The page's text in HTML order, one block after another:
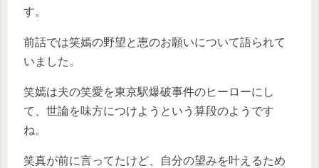
す。
前話では笑嫣の野望と恵のお願いについて語られて
いました。
笑嫣は夫の笑愛を東京駅爆破事件のヒーローにし
て、世論を味方につけようという算段のようです
ね。
笑真が前に言ってたけど、自分の望みを叶えるため